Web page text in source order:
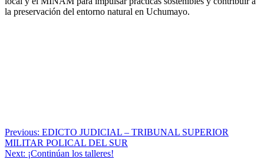
la preservación del entorno natural en Uchumayo.
Navegación
de
Previous: EDICTO JUDICIAL – TRIBUNAL SUPERIOR
MILITAR POLICAL DEL SUR
Next: ¡Continúan los talleres!